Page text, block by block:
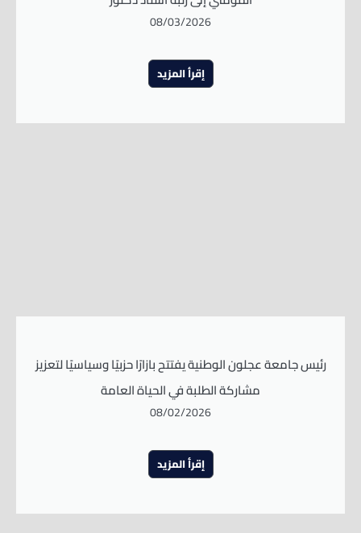
08/03/2026
إقرأ المزيد
رئيس جامعة عجلون الوطنية يفتتح بازارًا حزبيًا وسياسيًا لتعزيز
مشاركة الطلبة في الحياة العامة
08/02/2026
إقرأ المزيد